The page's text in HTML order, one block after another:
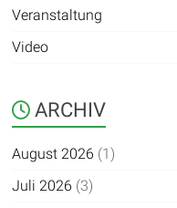
Veranstaltung
Video
ARCHIV
August 2026 (1)
Juli 2026 (3)